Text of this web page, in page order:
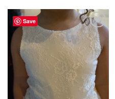
Save
Aan
verlanglijst
toevoegen